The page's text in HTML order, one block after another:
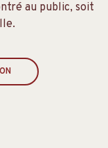
au public, soit